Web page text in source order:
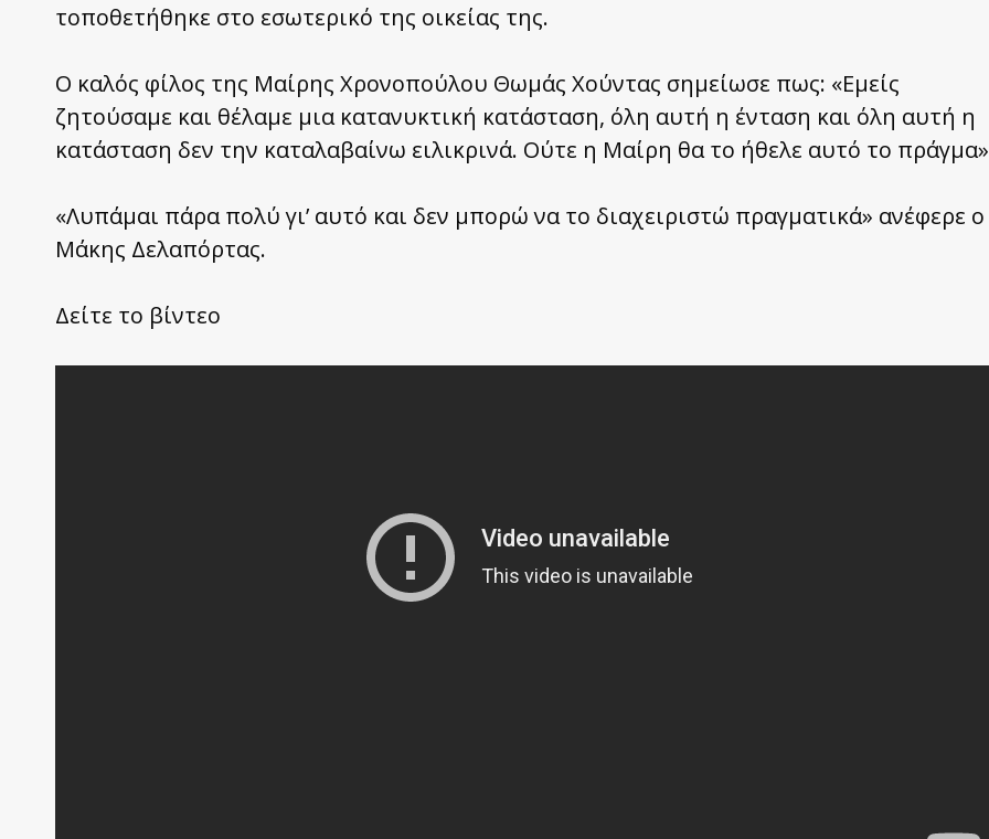
τοποθετήθηκε στο εσωτερικό της οικείας της.
Ο καλός φίλος της Μαίρης Χρονοπούλου Θωμάς Χούντας σημείωσε πως: «Εμείς
ζητούσαμε και θέλαμε μια κατανυκτική κατάσταση, όλη αυτή η ένταση και όλη αυτή η
κατάσταση δεν την καταλαβαίνω ειλικρινά. Ούτε η Μαίρη θα το ήθελε αυτό το
«Λυπάμαι πάρα πολύ γι’ αυτό και δεν μπορώ να το διαχειριστώ πραγματικά» ανέφερε ο
Μάκης Δελαπόρτας.
Δείτε το βίντεο